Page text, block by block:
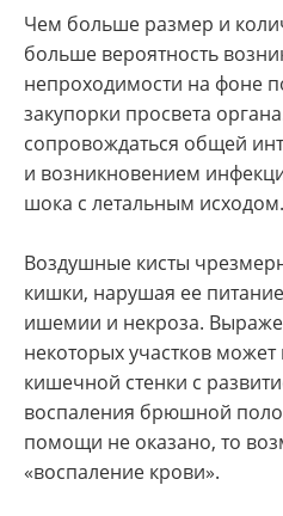
Чем больше размер и
больше вероятность
непроходимости на фоне
закупорки просвета
сопровождаться общей
и возникновением
шока с летальным исходом.
Воздушные кисты
кишки, нарушая ее
ишемии и некроза.
некоторых участков
кишечной стенки с
воспаления брюшной
помощи не оказано, то
«воспаление крови».